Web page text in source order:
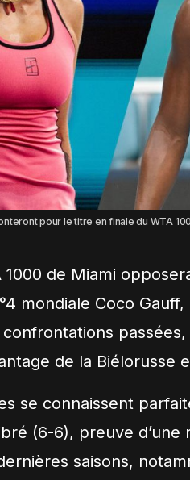
pour le titre en finale du WTA
1000 de Miami
mondiale Coco Gauff,
de la Biélorusse
se connaissent
(6-6), preuve
saisons,